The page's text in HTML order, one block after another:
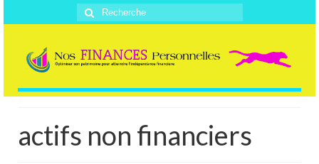
Rechercher
:
actifs non financiers